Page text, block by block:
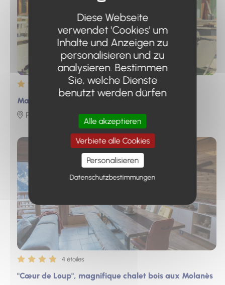
Marmotel & SPA by Sowell Collection
3 étoiles
Pra Loup 1600
"Cœur de Loup", magnifique chalet bois aux Molanès
4 étoiles
Photo
Diese Webseite
verwendet 'Cookies' um
Inhalte und Anzeigen zu
personalisieren und zu
analysieren. Bestimmen
Sie, welche Dienste
benutzt werden dürfen
Alle akzeptieren
Verbiete alle Cookies
Personalisieren
Datenschutzbestimmungen